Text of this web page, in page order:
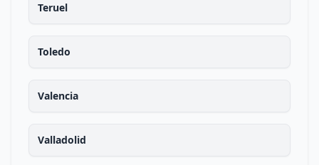
Teruel
Toledo
Valencia
Valladolid